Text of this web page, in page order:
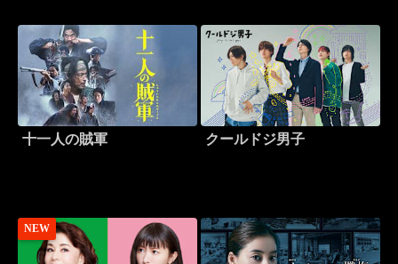
十一人の賊軍 クールドジ男子
NEW